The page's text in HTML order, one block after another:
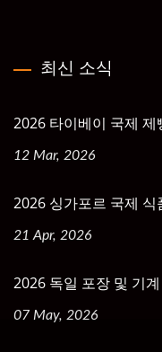
최신 소식
2026 타이베이 국제 제
12 Mar, 2026
2026 싱가포르 국제 식
21 Apr, 2026
2026 독일 포장 및 기
07 May, 2026